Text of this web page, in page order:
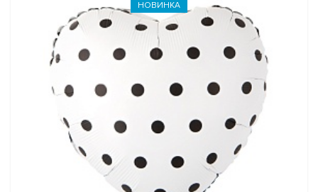
НОВИНКА